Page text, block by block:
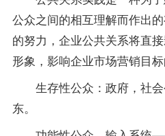
公众之间的相互理解而作出
的努力，企业公共关系将直
形象，影响企业市场营销目标
生存性公众：政府，社会
东。